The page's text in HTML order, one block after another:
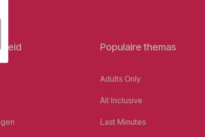
Populaire themas
Adults Only
All Inclusive
Last Minutes